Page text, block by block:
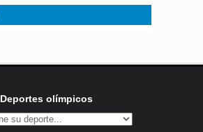
Deportes olímpicos